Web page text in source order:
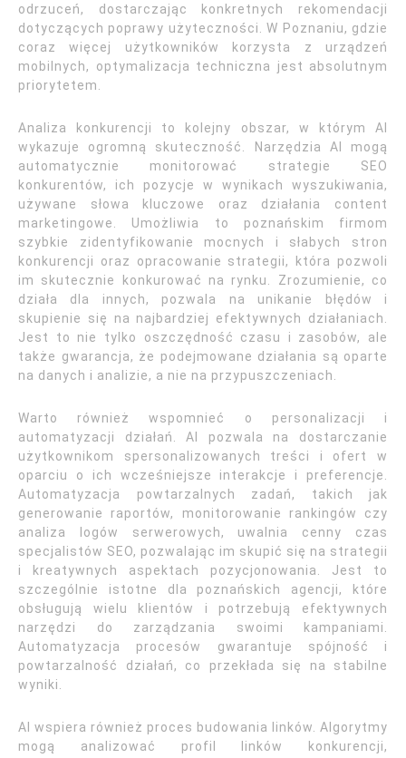
odrzuceń, dostarczając konkretnych rekomendacji
dotyczących poprawy użyteczności. W Poznaniu, gdzie
coraz więcej użytkowników korzysta z urządzeń
mobilnych, optymalizacja techniczna jest absolutnym
priorytetem.
Analiza konkurencji to kolejny obszar, w którym AI
wykazuje ogromną skuteczność. Narzędzia AI mogą
automatycznie monitorować strategie SEO
konkurentów, ich pozycje w wynikach wyszukiwania,
używane słowa kluczowe oraz działania content
marketingowe. Umożliwia to poznańskim firmom
szybkie zidentyfikowanie mocnych i słabych stron
konkurencji oraz opracowanie strategii, która pozwoli
im skutecznie konkurować na rynku. Zrozumienie, co
działa dla innych, pozwala na unikanie błędów i
skupienie się na najbardziej efektywnych działaniach.
Jest to nie tylko oszczędność czasu i zasobów, ale
także gwarancja, że podejmowane działania są oparte
na danych i analizie, a nie na przypuszczeniach.
Warto również wspomnieć o personalizacji i
automatyzacji działań. AI pozwala na dostarczanie
użytkownikom spersonalizowanych treści i ofert w
oparciu o ich wcześniejsze interakcje i preferencje.
Automatyzacja powtarzalnych zadań, takich jak
generowanie raportów, monitorowanie rankingów czy
analiza logów serwerowych, uwalnia cenny czas
specjalistów SEO, pozwalając im skupić się na strategii
i kreatywnych aspektach pozycjonowania. Jest to
szczególnie istotne dla poznańskich agencji, które
obsługują wielu klientów i potrzebują efektywnych
narzędzi do zarządzania swoimi kampaniami.
Automatyzacja procesów gwarantuje spójność i
powtarzalność działań, co przekłada się na stabilne
wyniki.
AI wspiera również proces budowania linków. Algorytmy
mogą analizować profil linków konkurencji,